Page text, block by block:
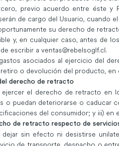
previo acuerdo entre éste y
de cargo del Usuario, cuando
su derecho de
y, en cualquier caso, antes de
escribir a ventas@rebelsoglf.cl.
asociados al ejercicio del
o devolución del producto, en
derecho de retracto
el derecho de retracto en
o puedan deteriorarse o caducar
del consumidor; y iii) en
de retracto respecto de
dejar sin efecto ni desistirse